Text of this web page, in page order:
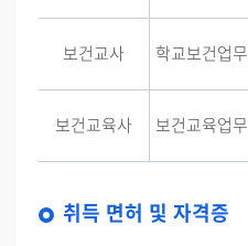
보건교사 학교보건업무
보건교육사 보건교육업무
취득 면허 및 자격증